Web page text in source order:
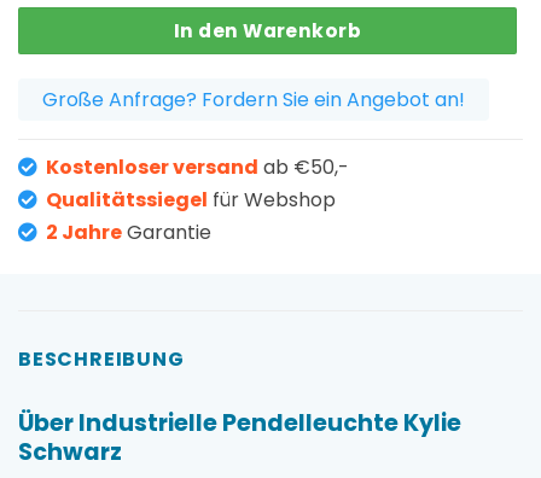
In den Warenkorb
Große Anfrage? Fordern Sie ein Angebot an!
Kostenloser versand ab €50,-
Qualitätssiegel für Webshop
2 JahreGarantie
BESCHREIBUNG
Über Industrielle Pendelleuchte Kylie
Schwarz